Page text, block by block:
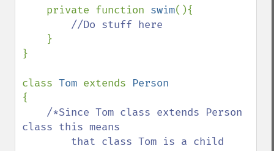
    private function
swim(){
//Do stuff here
}
}
class Tom extends
{
/*Since Tom class extends Person
class this means